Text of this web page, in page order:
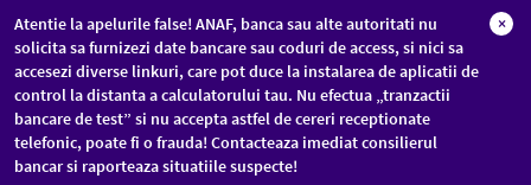
Atentie la apelurile false! ANAF, banca sau alte autoritati nu
solicita sa furnizezi date bancare sau coduri de access, si nici sa
accesezi diverse linkuri, care pot duce la instalarea de aplicatii de
control la distanta a calculatorului tau. Nu efectua „tranzactii
bancare de test” si nu accepta astfel de cereri receptionate
telefonic, poate fi o frauda! Contacteaza imediat consilierul
bancar si raporteaza situatiile suspecte!
×